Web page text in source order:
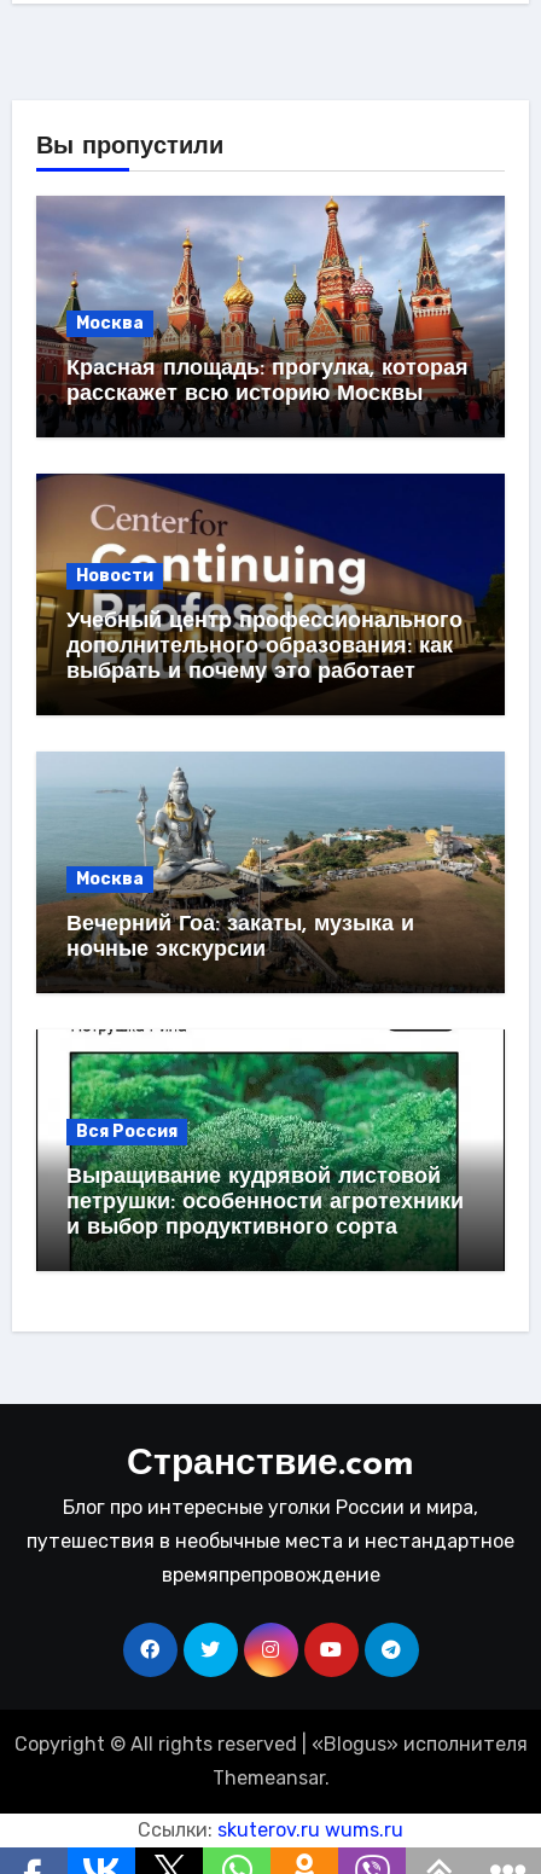
Вы пропустили
Москва
Красная площадь: прогулка, которая
расскажет всю историю Москвы
Новости
Учебный центр профессионального
дополнительного образования: как
выбрать и почему это работает
Москва
Вечерний Гоа: закаты, музыка и
ночные экскурсии
Вся Россия
Выращивание кудрявой листовой
петрушки: особенности агротехники
и выбор продуктивного сорта
Странствие.com
Блог про интересные уголки России и мира,
путешествия в необычные места и нестандартное
времяпрепровождение
Copyright © All rights reserved «Blogus» исполнителя
Themeansar.
Ссылки: skuterov.ru wums.ru